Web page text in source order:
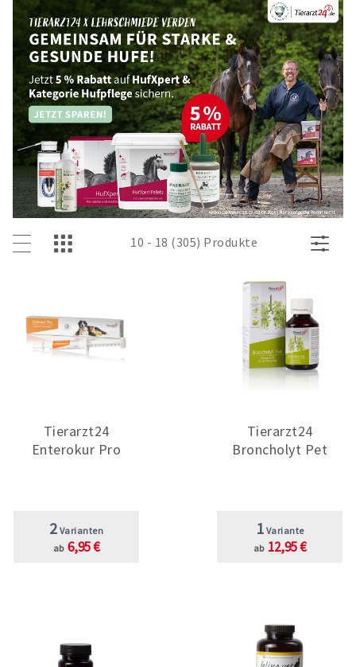
10 - 18 (305) Produkte
Tierarzt24
Enterokur Pro
2 Varianten
ab 6,95 €
Tierarzt24
Broncholyt Pet
1 Variante
ab 12,95 €